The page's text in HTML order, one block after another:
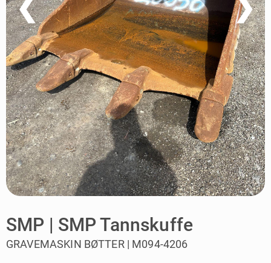
❮ ❯
SMP | SMP Tannskuffe
GRAVEMASKIN BØTTER | M094-4206